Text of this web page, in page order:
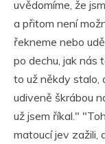
uvědomíme, že
a přitom není
řekneme nebo
po dechu, jak nás
to už někdy stalo,
udiveně škrábou
už jsem říkal."
matoucí jev zažili,